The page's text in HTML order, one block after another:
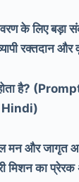
के लिए बड़ा
रक्तदान और
है?
मन और जागृत
मिशन का प्रेरक